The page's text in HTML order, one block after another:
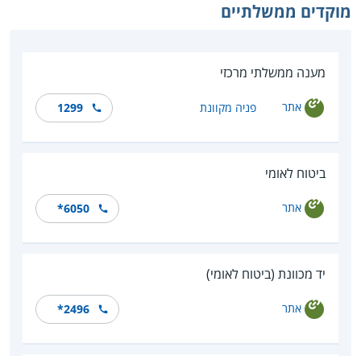
מוקדים ממשלתיים
מענה ממשלתי מרכזי
אתר פניה מקוונת 1299
ביטוח לאומי
אתר *6050
יד מכוונת (ביטוח לאומי)
אתר *2496